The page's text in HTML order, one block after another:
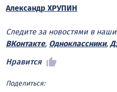
Александр ХРУПИН
Следите за новостями в
ВКонтакте, Одноклассники,
Нравится
Поделиться: